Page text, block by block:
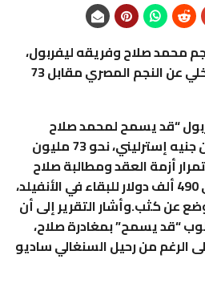
محمد صلاح وفريقه ليفربول،
يبدو أن الريدز مستعد للتخلي عن النجم المصري مقابل 73
“قد يسمح لمحمد صلاح
بالمغادرة مقابل 60 مليون جنيه إسترليني، نحو 73 مليون
أزمة العقد ومطالبة صلاح
بزيادة راتبه الأسبوعي إلى 490 ألف دولار للبقاء في الأنفيلد،
عن كثب.وأشار التقرير إلى أن
“قد يسمح” بمغادرة صلاح،
30 عاما، على الرغم من رحيل السنغالي ساديو